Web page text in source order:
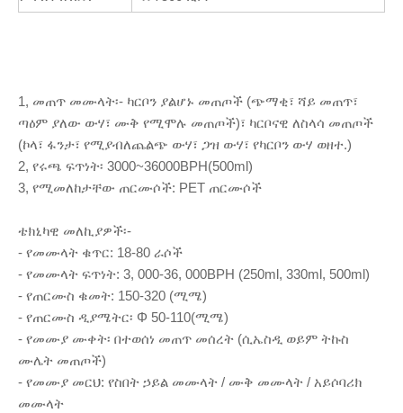
1, መጠጥ መሙላት፡- ካርቦን ያልሆኑ መጠጦች (ጭማቂ፣ ሻይ መጠጥ፣
ጣዕም ያለው ውሃ፣ ሙቅ የሚሞሉ መጠጦች)፣ ካርቦናዊ ለስላሳ መጠጦች
(ኮላ፣ ፋንታ፣ የሚያብለጨልጭ ውሃ፣ ጋዝ ውሃ፣ የካርቦን ውሃ ወዘተ.)
2, የሩጫ ፍጥነት፡ 3000~36000BPH(500ml)
3, የሚመለከታቸው ጠርሙሶች: PET ጠርሙሶች
ቴክኒካዊ መለኪያዎች፡-
- የመሙላት ቁጥር: 18-80 ራሶች
- የመሙላት ፍጥነት: 3, 000-36, 000BPH (250ml, 330ml, 500ml)
- የጠርሙስ ቁመት: 150-320 (ሚሜ)
- የጠርሙስ ዲያሜትር፡ Φ 50-110(ሚሜ)
- የመሙያ ሙቀት፡ በተወሰነ መጠጥ መሰረት (ሲኤስዲ ወይም ትኩስ
ሙሌት መጠጦች)
- የመሙያ መርህ: የስበት ኃይል መሙላት / ሙቅ መሙላት / አይሶባሪክ
መሙላት